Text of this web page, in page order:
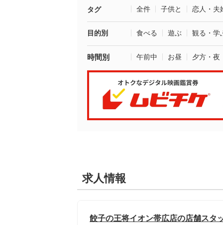
タグ 全件 子供と 恋人・夫
目的別 食べる 遊ぶ 観る・学
時間別 午前中 お昼 夕方・夜
求人情報
餃子の王将イオン帯広店の店舗スタ